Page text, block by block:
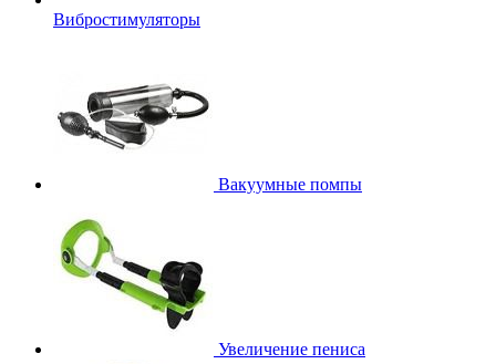
Вибростимуляторы
Вакуумные помпы
Увеличение пениса